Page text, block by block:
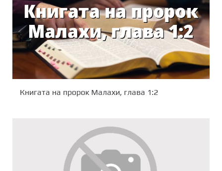
Книгата на пророк Малахи, глава 1:2